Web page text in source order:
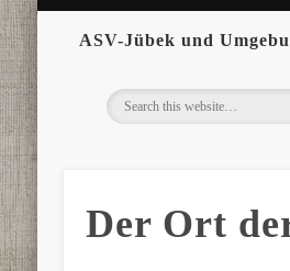
ASV-Jübek und
Der Ort